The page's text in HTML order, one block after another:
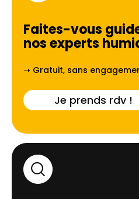
Faites-vous
nos experts
➝ Gratuit, sans
Je prends rdv !